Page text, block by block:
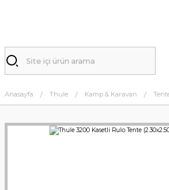
Anasayfa Thule Kamp & Karavan